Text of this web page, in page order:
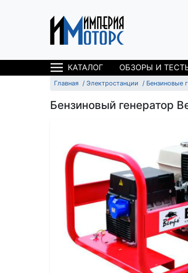
КАТАЛОГ ОБЗОРЫ И
Главная Электростанции Бензиновые
Бензиновый генератор